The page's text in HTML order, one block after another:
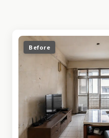
Before